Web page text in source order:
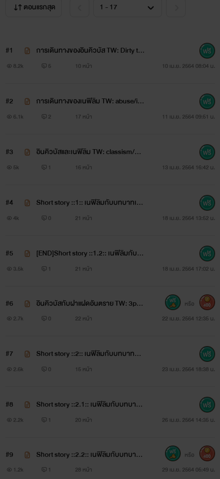
￼ในพระคัมภีร์ภาษาฮิบรูได้กล่าวถึงเนฟิลิมซึ่งเป็นเทพตก
และหากเนฟิลิมสมรสกับหญิงที่เป็นมนุษย์ ลูกจะกลายเป็นสัตว์
บริสุทธิ์ มีมลทิน
❝หากเรียกคุณว่าแด๊ดดีคุณจะกระแทกเข้ามาแรงกว่านี้มั้ยครับ❞
ซัคคิวบัสเป็นปีศาจที่มีความต้องการมากที่สุดเท่าที่เคยรู้จักมา
ตอนแรกสุด
#1
การเดินทางของอินคิวบัส TW: Dirty tal
k/Masochism/Group sex
8.2k 5 10 หน้า 10 เม.ย. 2564 08:04 น.
#2
การเดินทางของเนฟิลิม TW: abuse/inc
est/non-con/self-harm/dirty talk
6.1k 2 17 หน้า 11 เม.ย. 2564 09:51 น.
#3
อินคิวบัสและเนฟิลิม TW: classism/dirt
y talk
5k 1 16 หน้า 13 เม.ย. 2564 16:42 น.
#4
Short story ::1:: เนฟิลิมกับบทบาทเลข
า TW: abuse/non-con/forced sex
4k 0 21 หน้า 18 เม.ย. 2564 13:52 น.
#5
[END]Short story ::1.2:: เนฟิลิมกับบ
ทบาทเลขา TW: abuse/out door
3.5k 1 21 หน้า 18 เม.ย. 2564 17:02 น.
#6
อินคิวบัสกับฝาแฝดอันตราย TW: 3p/b
dsm/role playing
2.7k 0 22 หน้า 22 เม.ย. 2564 12:35 น.
หรือ 400
#7
Short story ::2:: เนฟิลิมกับบทบาทขอ
งตาย TW: sexism/homophobia/toxic
2.6k 0 15 หน้า 23 เม.ย. 2564 18:38 น.
#8
Short story ::2.1:: เนฟิลิมกับบทบาทข
องตาย TW: rape/coercion/dub-con
2.2k 1 20 หน้า 26 เม.ย. 2564 14:35 น.
#9
Short story ::2.2:: เนฟิลิมกับบทบาทข
องตาย TW: 3p/manipulation/toxic rel
1.2k 1 28 หน้า 29 เม.ย. 2564 05:49 น.
หรือ 400